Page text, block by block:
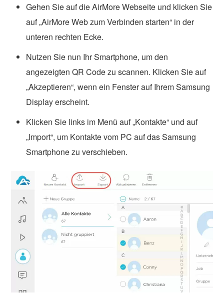
Gehen Sie auf die AirMore Webseite und klicken Sie
auf „AirMore Web zum Verbinden starten“ in der
unteren rechten Ecke.
Nutzen Sie nun Ihr Smartphone, um den
angezeigten QR Code zu scannen. Klicken Sie auf
„Akzeptieren“, wenn ein Fenster auf Ihrem Samsung
Display erscheint.
Klicken Sie links im Menü auf „Kontakte“ und auf
„Import“, um Kontakte vom PC auf das Samsung
Smartphone zu verschieben.